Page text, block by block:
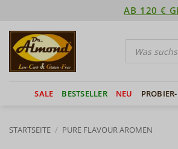
springen
AB 120 €
Products
search
SALE BESTSELLER NEU
STARTSEITE / PURE FLAVOUR AROMEN